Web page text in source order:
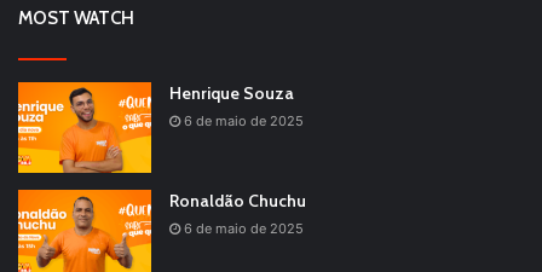
MOST WATCH
Henrique Souza
6 de maio de 2025
Ronaldão Chuchu
6 de maio de 2025